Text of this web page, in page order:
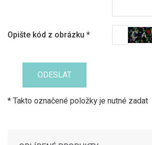
Opište kód z obrázku *
* Takto označené položky je nutné zadat